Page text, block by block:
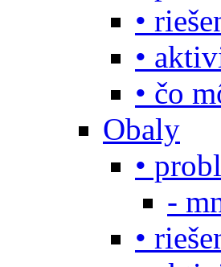
•
•
• čo
Obaly
•
-
•